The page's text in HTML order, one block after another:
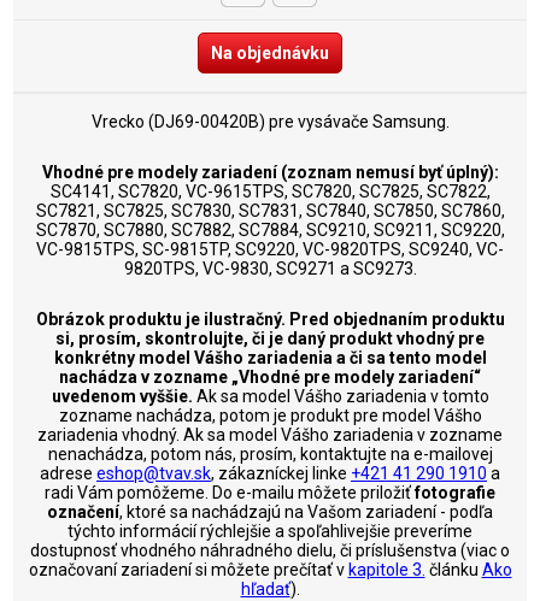
Na objednávku
Vrecko (DJ69-00420B) pre vysávače Samsung.
Vhodné pre modely zariadení (zoznam nemusí byť úplný):
SC4141, SC7820, VC-9615TPS, SC7820, SC7825, SC7822,
SC7821, SC7825, SC7830, SC7831, SC7840, SC7850, SC7860,
SC7870, SC7880, SC7882, SC7884, SC9210, SC9211, SC9220,
VC-9815TPS, SC-9815TP, SC9220, VC-9820TPS, SC9240, VC-
9820TPS, VC-9830, SC9271 a SC9273.
Obrázok produktu je ilustračný. Pred objednaním produktu
si, prosím, skontrolujte, či je daný produkt vhodný pre
konkrétny model Vášho zariadenia a či sa tento model
nachádza v zozname „Vhodné pre modely zariadení“
uvedenom vyššie. Ak sa model Vášho zariadenia v tomto
zozname nachádza, potom je produkt pre model Vášho
zariadenia vhodný. Ak sa model Vášho zariadenia v zozname
nenachádza, potom nás, prosím, kontaktujte na e-mailovej
adrese eshop@tvav.sk, zákazníckej linke +421 41 290 1910 a
radi Vám pomôžeme. Do e-mailu môžete priložiťfotografie
označení, ktoré sa nachádzajú na Vašom zariadení - podľa
týchto informácií rýchlejšie a spoľahlivejšie preveríme
dostupnosť vhodného náhradného dielu, či príslušenstva (viac o
označovaní zariadení si môžete prečítať v kapitole 3. článku Ako
hľadať).